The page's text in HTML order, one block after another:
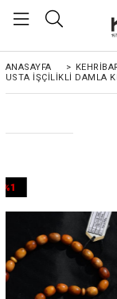
ANASAYFA >
USTA İŞÇILIKLI DAMLA